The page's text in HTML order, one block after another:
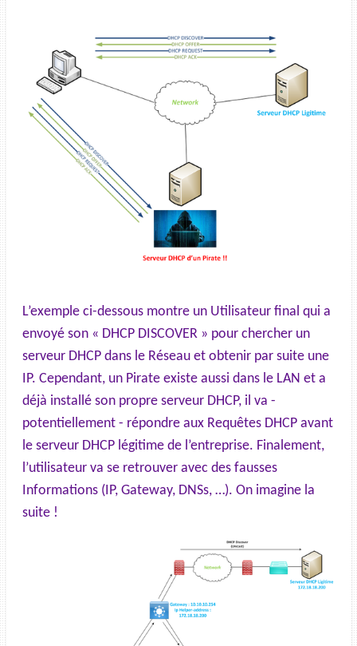
L’exemple ci-dessous montre un Utilisateur final qui a
envoyé son « DHCP DISCOVER » pour chercher un
serveur DHCP dans le Réseau et obtenir par suite une
IP. Cependant, un Pirate existe aussi dans le LAN et a
déjà installé son propre serveur DHCP, il va -
potentiellement - répondre aux Requêtes DHCP avant
le serveur DHCP légitime de l’entreprise. Finalement,
l’utilisateur va se retrouver avec des fausses
Informations (IP, Gateway, DNSs, …). On imagine la
suite !